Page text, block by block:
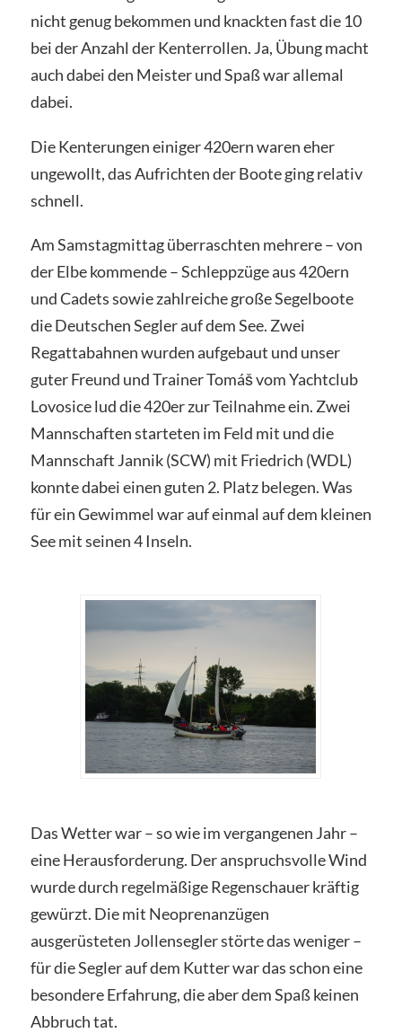
nicht genug bekommen und knackten fast die 10
bei der Anzahl der Kenterrollen. Ja, Übung macht
auch dabei den Meister und Spaß war allemal
dabei.
Die Kenterungen einiger 420ern waren eher
ungewollt, das Aufrichten der Boote ging relativ
schnell.
Am Samstagmittag überraschten mehrere – von
der Elbe kommende – Schleppzüge aus 420ern
und Cadets sowie zahlreiche große Segelboote
die Deutschen Segler auf dem See. Zwei
Regattabahnen wurden aufgebaut und unser
guter Freund und Trainer Tomáš vom Yachtclub
Lovosice lud die 420er zur Teilnahme ein. Zwei
Mannschaften starteten im Feld mit und die
Mannschaft Jannik (SCW) mit Friedrich (WDL)
konnte dabei einen guten 2. Platz belegen. Was
für ein Gewimmel war auf einmal auf dem kleinen
See mit seinen 4 Inseln.
Das Wetter war – so wie im vergangenen Jahr –
eine Herausforderung. Der anspruchsvolle Wind
wurde durch regelmäßige Regenschauer kräftig
gewürzt. Die mit Neoprenanzügen
ausgerüsteten Jollensegler störte das weniger –
für die Segler auf dem Kutter war das schon eine
besondere Erfahrung, die aber dem Spaß keinen
Abbruch tat.